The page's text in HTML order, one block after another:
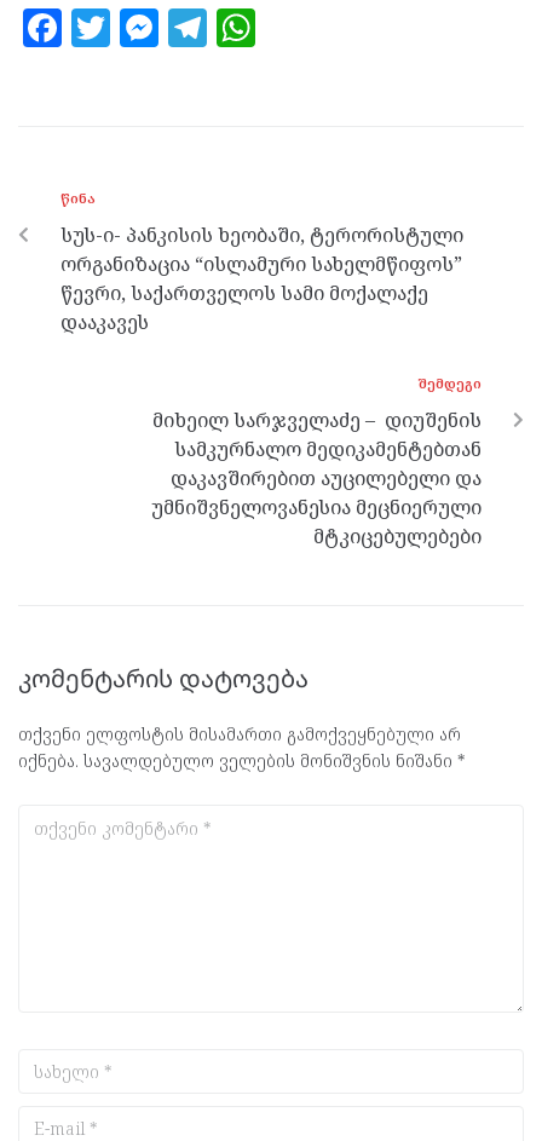
F
o
o
k
T M
er
T
m p
p
ᲬᲘᲜᲐ
სუს-ი- პანკისის ხეობაში, ტერორისტული
ორგანიზაცია “ისლამური სახელმწიფოს”
წევრი, საქართველოს სამი მოქალაქე
დააკავეს
ᲨᲔᲛᲓᲔᲒᲘ
მიხეილ სარჯველაძე – დიუშენის
სამკურნალო მედიკამენტებთან
დაკავშირებით აუცილებელი და
უმნიშვნელოვანესია მეცნიერული
მტკიცებულებები
კომენტარის დატოვება
თქვენი ელფოსტის მისამართი გამოქვეყნებული არ
იქნება. სავალდებულო ველების მონიშვნის ნიშანი *